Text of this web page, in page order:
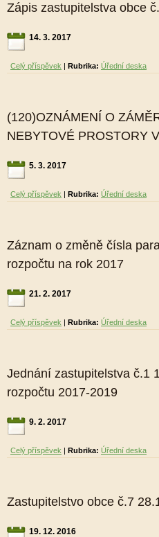
Zápis zastupitelstva obce
14. 3. 2017
Celý příspěvek | Rubrika: Úřední deska
(120)OZNÁMENÍ O
NEBYTOVÉ PROSTORY
5. 3. 2017
Celý příspěvek | Rubrika: Úřední deska
Záznam o změně čísla
rozpočtu na rok 2017
21. 2. 2017
Celý příspěvek | Rubrika: Úřední deska
Jednání zastupitelstva č.1
rozpočtu 2017-2019
9. 2. 2017
Celý příspěvek | Rubrika: Úřední deska
Zastupitelstvo obce č.7
19. 12. 2016